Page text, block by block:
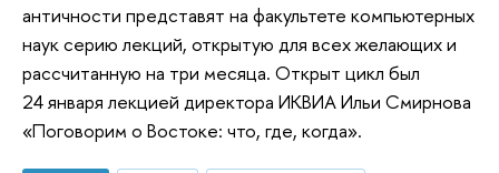
античности представят на факультете компьютерных
наук серию лекций, открытую для всех желающих и
рассчитанную на три месяца. Открыт цикл был
24 января лекцией директора ИКВИА Ильи Смирнова
«Поговорим о Востоке: что, где, когда».